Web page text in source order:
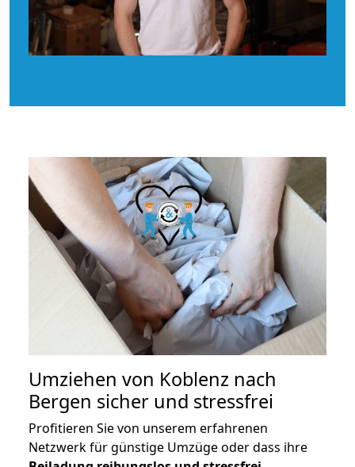
Umziehen von Koblenz nach
Bergen sicher und stressfrei
Profitieren Sie von unserem erfahrenen
Netzwerk für günstige Umzüge oder dass ihre